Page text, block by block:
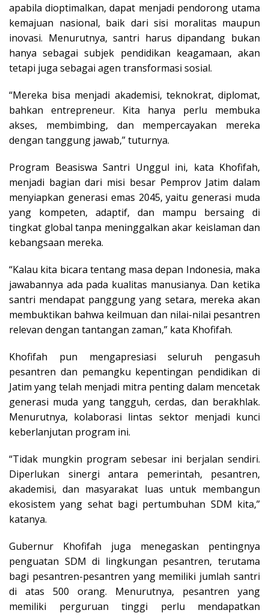
apabila dioptimalkan, dapat menjadi pendorong utama
kemajuan nasional, baik dari sisi moralitas maupun
inovasi. Menurutnya, santri harus dipandang bukan
hanya sebagai subjek pendidikan keagamaan, akan
tetapi juga sebagai agen transformasi sosial.
“Mereka bisa menjadi akademisi, teknokrat, diplomat,
bahkan entrepreneur. Kita hanya perlu membuka
akses, membimbing, dan mempercayakan mereka
dengan tanggung jawab,” tuturnya.
Program Beasiswa Santri Unggul ini, kata Khofifah,
menjadi bagian dari misi besar Pemprov Jatim dalam
menyiapkan generasi emas 2045, yaitu generasi muda
yang kompeten, adaptif, dan mampu bersaing di
tingkat global tanpa meninggalkan akar keislaman dan
kebangsaan mereka.
“Kalau kita bicara tentang masa depan Indonesia, maka
jawabannya ada pada kualitas manusianya. Dan ketika
santri mendapat panggung yang setara, mereka akan
membuktikan bahwa keilmuan dan nilai-nilai pesantren
relevan dengan tantangan zaman,” kata Khofifah.
Khofifah pun mengapresiasi seluruh pengasuh
pesantren dan pemangku kepentingan pendidikan di
Jatim yang telah menjadi mitra penting dalam mencetak
generasi muda yang tangguh, cerdas, dan berakhlak.
Menurutnya, kolaborasi lintas sektor menjadi kunci
keberlanjutan program ini.
“Tidak mungkin program sebesar ini berjalan sendiri.
Diperlukan sinergi antara pemerintah, pesantren,
akademisi, dan masyarakat luas untuk membangun
ekosistem yang sehat bagi pertumbuhan SDM kita,”
katanya.
Gubernur Khofifah juga menegaskan pentingnya
penguatan SDM di lingkungan pesantren, terutama
bagi pesantren-pesantren yang memiliki jumlah santri
di atas 500 orang. Menurutnya, pesantren yang
memiliki perguruan tinggi perlu mendapatkan